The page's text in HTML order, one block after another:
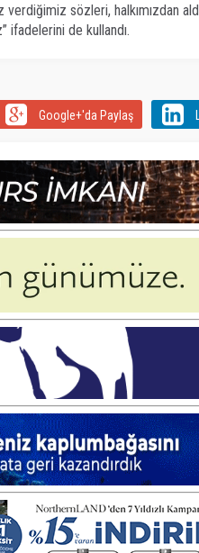
sözleri, halkımızdan
ifadelerini de kullandı.
Google+'da Paylaş